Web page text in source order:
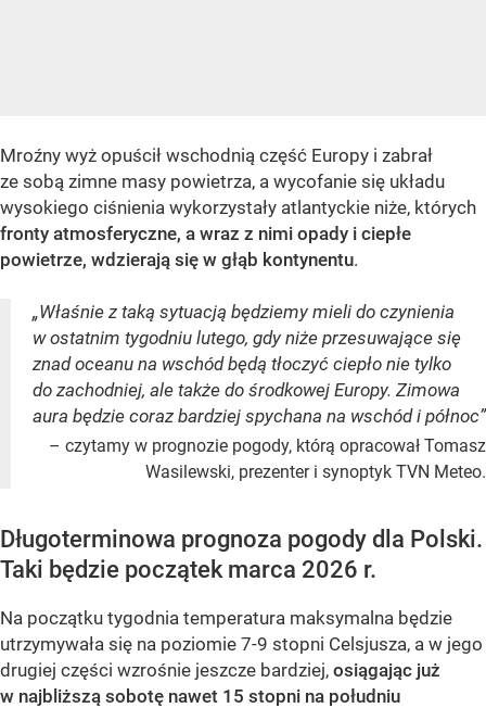
Mroźny wyż opuścił wschodnią część Europy i zabrał
ze sobą zimne masy powietrza, a wycofanie się układu
wysokiego ciśnienia wykorzystały atlantyckie niże, których
fronty atmosferyczne, a wraz z nimi opady i ciepłe
powietrze, wdzierają się w głąb kontynentu.
„Właśnie z taką sytuacją będziemy mieli do czynienia
w ostatnim tygodniu lutego, gdy niże przesuwające się
znad oceanu na wschód będą tłoczyć ciepło nie tylko
do zachodniej, ale także do środkowej Europy. Zimowa
aura będzie coraz bardziej spychana na wschód i północ”
– czytamy w prognozie pogody, którą opracował Tomasz
Wasilewski, prezenter i synoptyk TVN Meteo.
Długoterminowa prognoza pogody dla Polski.
Taki będzie początek marca 2026 r.
Na początku tygodnia temperatura maksymalna będzie
utrzymywała się na poziomie 7-9 stopni Celsjusza, a w jego
drugiej części wzrośnie jeszcze bardziej, osiągając już
w najbliższą sobotę nawet 15 stopni na południu